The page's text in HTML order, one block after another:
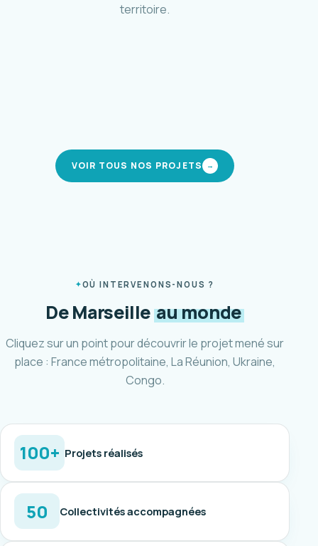
territoire.
Plan marche et vélo d'Aubagne
VOIR TOUS NOS PROJETS →
OÙ INTERVENONS-NOUS ?
De Marseille au monde
Cliquez sur un point pour découvrir le projet mené sur
place : France métropolitaine, La Réunion, Ukraine,
Congo.
100+ Projets réalisés
50 Collectivités accompagnées